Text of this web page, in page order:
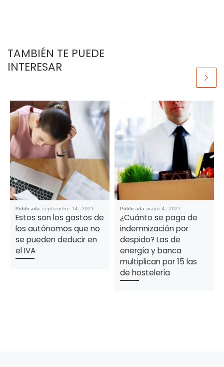
TAMBIÉN TE PUEDE
INTERESAR
Publicada septiembre 14, 2021
Estos son los gastos de
los autónomos que no
se pueden deducir en
el IVA
Publicada mayo 4, 2022
¿Cuánto se paga de
indemnización por
despido? Las de
energía y banca
multiplican por 15 las
de hostelería